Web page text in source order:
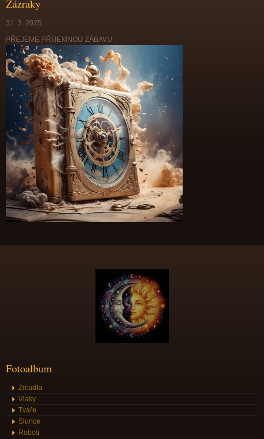
Zázraky
31. 3. 2025
PŘEJEME PŘÍJEMNOU ZÁBAVU
Fotoalbum
Zrcadla
Vlaky
Tváře
Slunce
Roboti